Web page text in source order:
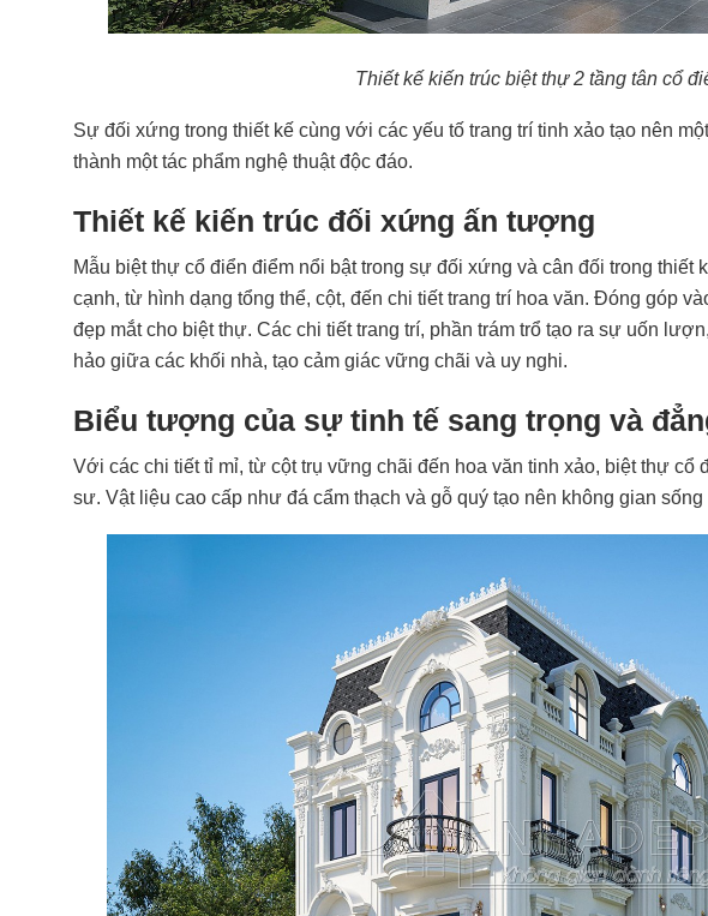
Thiết kế kiến trúc biệt thự 2 tầng tân cổ
Sự đối xứng trong thiết kế cùng với các yếu tố trang trí tinh xảo tạo nên
thành một tác phẩm nghệ thuật độc đáo.
Thiết kế kiến trúc đối xứng ấn tượng
Mẫu biệt thự cổ điển điểm nổi bật trong sự đối xứng và cân đối trong thiết
cạnh, từ hình dạng tổng thể, cột, đến chi tiết trang trí hoa văn. Đóng góp
đẹp mắt cho biệt thự. Các chi tiết trang trí, phần trám trổ tạo ra sự uốn
hảo giữa các khối nhà, tạo cảm giác vững chãi và uy nghi.
Biểu tượng của sự tinh tế sang trọng và
Với các chi tiết tỉ mỉ, từ cột trụ vững chãi đến hoa văn tinh xảo, biệt thự
sư. Vật liệu cao cấp như đá cẩm thạch và gỗ quý tạo nên không gian